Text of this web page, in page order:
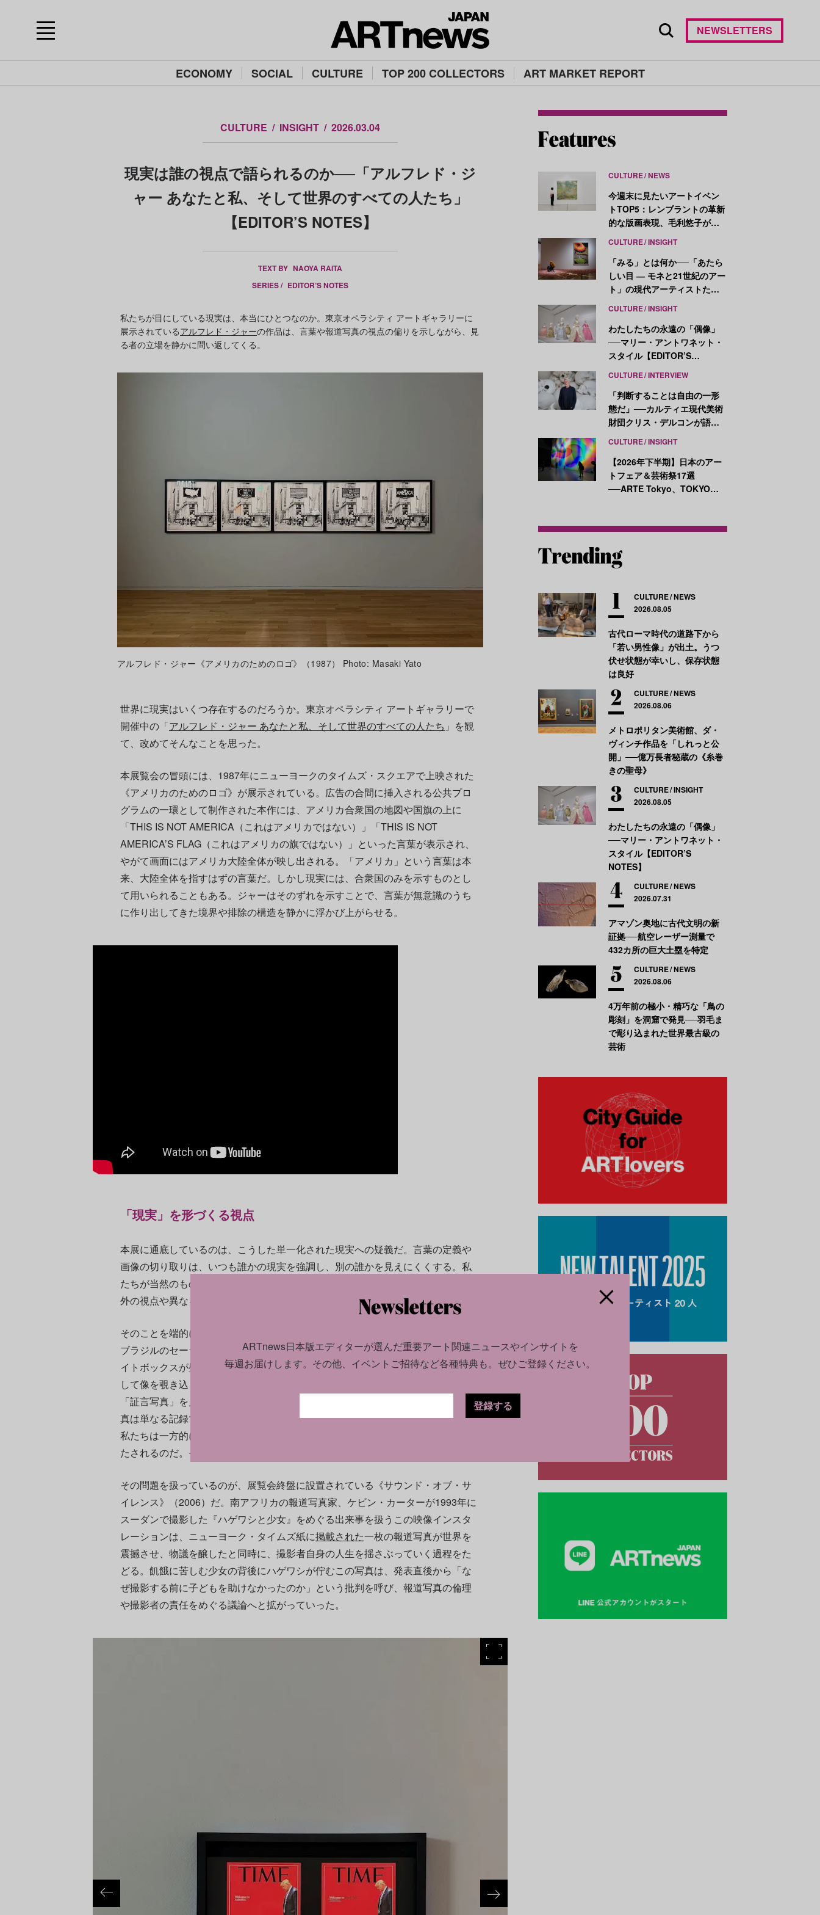
ECONOMY SOCIAL CULTURE TOP 200 COLLECTORS ART MARKET REPORT
NEWSLETTERS
CULTURE INSIGHT 2026.03.04
現実は誰の視点で語られるのか──「アルフレド・ジ
ャー あなたと私、そして世界のすべての人たち」
【EDITOR’S NOTES】
TEXT BY NAOYA RAITA
SERIES / EDITOR’S NOTES
私たちが目にしている現実は、本当にひとつなのか。東京オペラシティ アートギャラリーに
展示されているアルフレド・ジャーの作品は、言葉や報道写真の視点の偏りを示しながら、見
る者の立場を静かに問い返してくる。
アルフレド・ジャー《アメリカのためのロゴ》（1987） Photo: Masaki Yato
世界に現実はいくつ存在するのだろうか。東京オペラシティ アートギャラリーで
開催中の「アルフレド・ジャー あなたと私、そして世界のすべての人たち 」を観
て、改めてそんなことを思った。
本展覧会の冒頭には、1987年にニューヨークのタイムズ・スクエアで上映された
《アメリカのためのロゴ》が展示されている。広告の合間に挿入される公共プロ
グラムの一環として制作された本作には、アメリカ合衆国の地図や国旗の上に
「THIS IS NOT AMERICA（これはアメリカではない）」「THIS IS NOT
AMERICA’S FLAG（これはアメリカの旗ではない）」といった言葉が表示され、
やがて画面にはアメリカ大陸全体が映し出される。「アメリカ」という言葉は本
来、大陸全体を指すはずの言葉だ。しかし現実には、合衆国のみを示すものとし
て用いられることもある。ジャーはそのずれを示すことで、言葉が無意識のうち
に作り出してきた境界や排除の構造を静かに浮かび上がらせる。
「現実」を形づくる視点
本展に通底しているのは、こうした単一化された現実への疑義だ。言葉の定義や
画像の切り取りは、いつも誰かの現実を強調し、別の誰かを見えにくくする。私
たちが当然のものとして受け入れている言葉やイメージの背後には、常にそれ以
外の視点や異なる真実も潜んでいる。
そのことを端的に示すのが、「ゴールド・イン・ザ・モーニング」シリーズだ。
ブラジルのセーラ・ペラーダ金鉱を撮影した作品のひとつでは、写真を収めたラ
イトボックスが壁側を向いて設置されている。鑑賞者はその前に置かれた鏡を通
して像を覗き込まなければならない。そこでは、鉱山労働の過酷さを記録した
「証言写真」を見ているはずの視線に、自らの姿が重なり込む。これにより、写
真は単なる記録ではなく、見るという行為そのものを巻き込む装置へと変わる。
私たちは一方的に現実を見る存在ではなく、その現実の構築に関与する位置に立
たされるのだ。そしてこの問題は、報道写真をめぐる議論へと接続していく。
その問題を扱っているのが、展覧会終盤に設置されている《サウンド・オブ・サ
イレンス》（2006）だ。南アフリカの報道写真家、ケビン・カーターが1993年に
スーダンで撮影した『ハゲワシと少女』をめぐる出来事を扱うこの映像インスタ
レーションは、ニューヨーク・タイムズ紙に掲載された一枚の報道写真が世界を
震撼させ、物議を醸したと同時に、撮影者自身の人生を揺さぶっていく過程をた
どる。飢餓に苦しむ少女の背後にハゲワシが佇むこの写真は、発表直後から「な
ぜ撮影する前に子どもを助けなかったのか」という批判を呼び、報道写真の倫理
や撮影者の責任をめぐる議論へと拡がっていった。
CULTURE NEWS
今週末に見たいアートイベン
トTOP5：レンブラントの革新
的な版画表現、毛利悠子がヴ
CULTURE INSIGHT
「みる」とは何か──「あたら
しい目 ― モネと21世紀のアー
ト」の現代アーティストたち
CULTURE INSIGHT
わたしたちの永遠の「偶像」
──マリー・アントワネット・
スタイル【EDITOR’S
CULTURE INTERVIEW
「判断することは自由の一形
態だ」──カルティエ現代美術
財団クリス・デルコンが語
CULTURE INSIGHT
【2026年下半期】日本のアー
トフェア＆芸術祭17選
──ARTE Tokyo、TOKYO
CULTURE NEWS
2026.08.05
古代ローマ時代の道路下から
「若い男性像」が出土。うつ
伏せ状態が幸いし、保存状態
は良好
CULTURE NEWS
2026.08.06
メトロポリタン美術館、ダ・
ヴィンチ作品を「しれっと公
開」──億万長者秘蔵の《糸巻
きの聖母》
CULTURE INSIGHT
2026.08.05
わたしたちの永遠の「偶像」
──マリー・アントワネット・
スタイル【EDITOR’S
NOTES】
CULTURE NEWS
2026.07.31
アマゾン奥地に古代文明の新
証拠──航空レーザー測量で
432カ所の巨大土塁を特定
CULTURE NEWS
2026.08.06
4万年前の極小・精巧な「鳥の
彫刻」を洞窟で発見──羽毛ま
で彫り込まれた世界最古級の
芸術
ARTnews日本版エディターが選んだ重要アート関連ニュースやインサイトを
毎週お届けします。 その他、イベントご招待など各種特典も。ぜひご登録ください。
登録する